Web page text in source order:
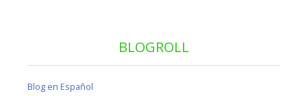
BLOGROLL
Blog en Español